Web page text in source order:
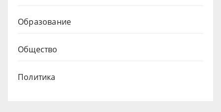
Образование
Общество
Политика